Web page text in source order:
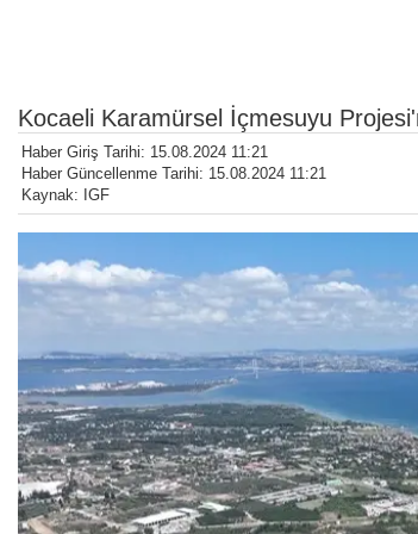
Kocaeli Karamürsel İçmesuyu
Haber Giriş Tarihi: 15.08.2024 11:21
Haber Güncellenme Tarihi: 15.08.2024 11:21
Kaynak: IGF